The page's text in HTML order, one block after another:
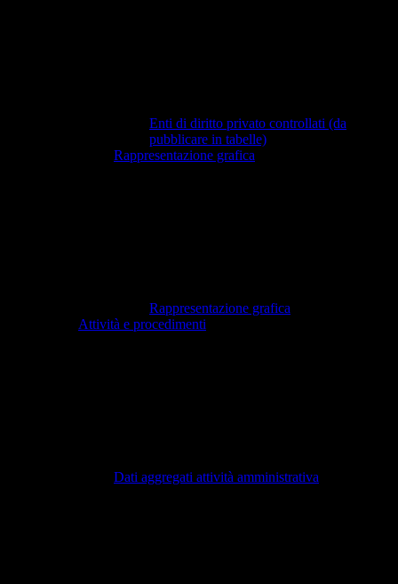
Enti di diritto privato controllati (da
pubblicare in tabelle)
Rappresentazione grafica
Rappresentazione grafica
Attività e procedimenti
Dati aggregati attività amministrativa